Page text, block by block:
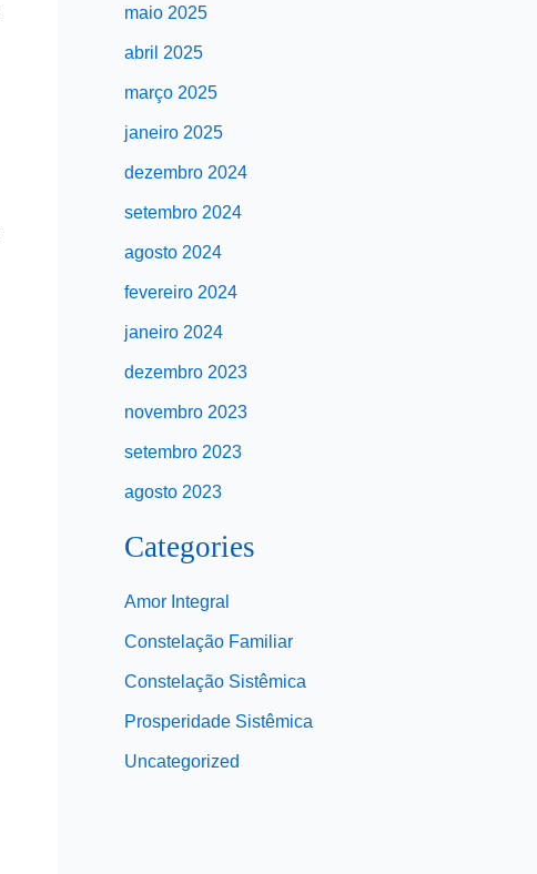
maio 2025
abril 2025
março 2025
janeiro 2025
dezembro 2024
setembro 2024
agosto 2024
fevereiro 2024
janeiro 2024
dezembro 2023
novembro 2023
setembro 2023
agosto 2023
Categories
Amor Integral
Constelação Familiar
Constelação Sistêmica
Prosperidade Sistêmica
Uncategorized